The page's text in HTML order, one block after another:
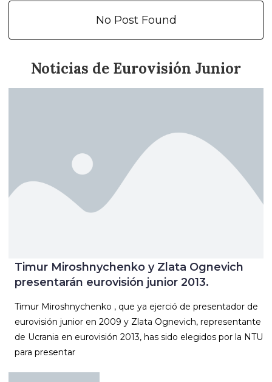
No Post Found
Noticias de Eurovisión Junior
Timur Miroshnychenko y Zlata Ognevich
presentarán eurovisión junior 2013.
Timur Miroshnychenko , que ya ejerció de presentador de
eurovisión junior en 2009 y Zlata Ognevich, representante
de Ucrania en eurovisión 2013, has sido elegidos por la NTU
para presentar